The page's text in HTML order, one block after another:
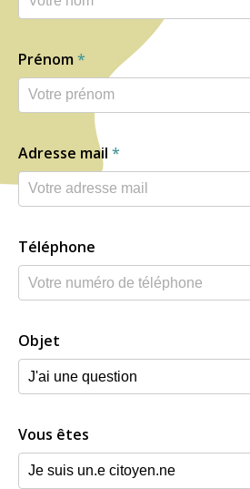
Prénom*
Adresse mail *
Téléphone
Objet
Vous êtes